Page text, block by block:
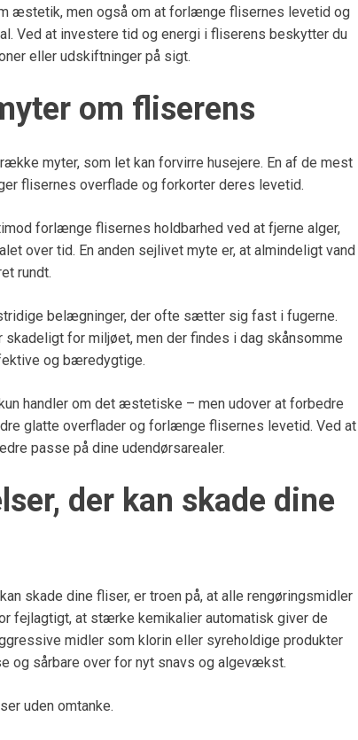
æstetik, men også om at forlænge flisernes levetid og
Ved at investere tid og energi i fliserens beskytter du
eller udskiftninger på sigt.
om fliserens
myter, som let kan forvirre husejere. En af de mest
flisernes overflade og forkorter deres levetid.
forlænge flisernes holdbarhed ved at fjerne alger,
over tid. En anden sejlivet myte er, at almindeligt vand
rundt.
belægninger, der ofte sætter sig fast i fugerne.
for miljøet, men der findes i dag skånsomme
og bæredygtige.
handler om det æstetiske – men udover at forbedre
glatte overflader og forlænge flisernes levetid. Ved at
passe på dine udendørsarealer.
der kan skade dine
skade dine fliser, er troen på, at alle rengøringsmidler
fejlagtigt, at stærke kemikalier automatisk giver de
midler som klorin eller syreholdige produkter
og sårbare over for nyt snavs og algevækst.
uden omtanke.